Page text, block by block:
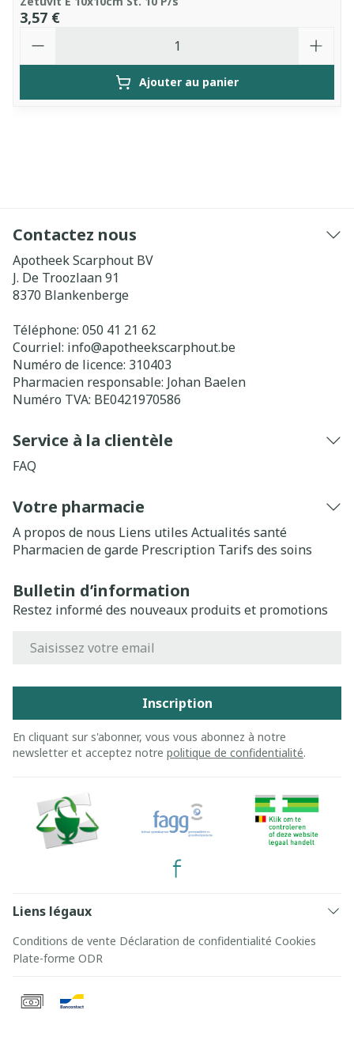
3,57 €
Ajouter au panier
Contactez nous
Apotheek Scarphout BV
J. De Troozlaan 91
8370 Blankenberge
Téléphone: 050 41 21 62
Courriel: info@apotheekscarphout.be
Numéro de licence: 310403
Pharmacien responsable: Johan Baelen
Numéro TVA: BE0421970586
Service à la clientèle
FAQ
Votre pharmacie
A propos de nous Liens utiles Actualités santé
Pharmacien de garde Prescription Tarifs des soins
Bulletin d’information
Restez informé des nouveaux produits et promotions
Inscription
En cliquant sur s'abonner, vous vous abonnez à notre
newsletter et acceptez notre politique de confidentialité.
Liens légaux
Conditions de vente Déclaration de confidentialité Cookies
Plate-forme ODR